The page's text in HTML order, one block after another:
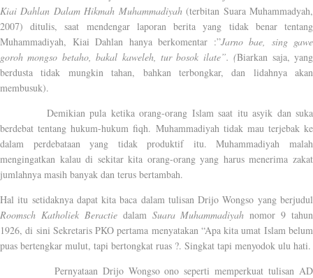
Kiai Dahlan Dalam Hikmah Muhammadiyah(terbitan Suara Muhammadyah,
2007) ditulis, saat mendengar laporan berita yang tidak benar tentang
Muhammadiyah, Kiai Dahlan hanya berkomentar :”Jarno bae, sing gawe
goroh mongso betaho, bakal kaweleh, tur bosok ilate”. (Biarkan saja, yang
berdusta tidak mungkin tahan, bahkan terbongkar, dan lidahnya akan
membusuk).
Demikian pula ketika orang-orang Islam saat itu asyik dan suka
berdebat tentang hukum-hukum fiqh. Muhammadiyah tidak mau terjebak ke
dalam perdebataan yang tidak produktif itu. Muhammadiyah malah
mengingatkan kalau di sekitar kita orang-orang yang harus menerima zakat
jumlahnya masih banyak dan terus bertambah.
Hal itu setidaknya dapat kita baca dalam tulisan Drijo Wongso yang berjudul
Roomsch Katholiek Beractie dalam Suara Muhammadiyahnomor 9 tahun
1926, di sini Sekretaris PKO pertama menyatakan “Apa kita umat Islam belum
puas bertengkar mulut, tapi bertongkat ruas ?. Singkat tapi menyodok ulu hati.
Pernyataan Drijo Wongso ono seperti memperkuat tulisan AD